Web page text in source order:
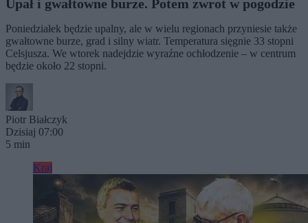
Upał i gwałtowne burze. Potem zwrot w pogodzie
Poniedziałek będzie upalny, ale w wielu regionach przyniesie także
gwałtowne burze, grad i silny wiatr. Temperatura sięgnie 33 stopni
Celsjusza. We wtorek nadejdzie wyraźne ochłodzenie – w centrum
będzie około 22 stopni.
Piotr Białczyk
Dzisiaj 07:00
5 min
Kraj